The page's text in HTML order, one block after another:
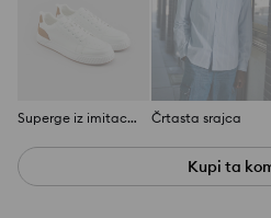
Superge iz imitacije usnja Črtasta srajca
Kupi ta